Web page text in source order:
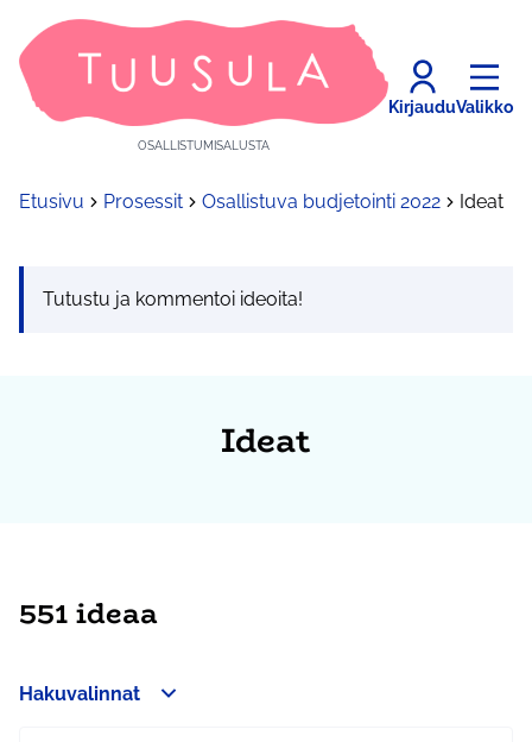
OSALLISTUMISALUSTA
KirjauduValikko
Etusivu Prosessit Osallistuva budjetointi 2022 Ideat
Tutustu ja kommentoi ideoita!
Ideat
551 ideaa
Hakuvalinnat